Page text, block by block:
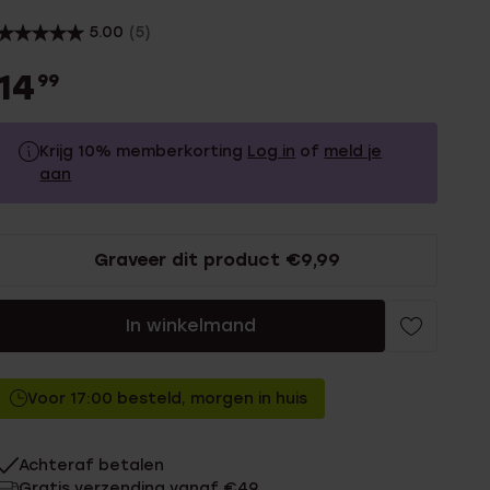
5.00 (5)
99
Krijg 10% memberkorting Log in of meld je
aan
Met memberkortingGraveer dit product €9,99
In winkelmand
Voor 17:00 besteld, morgen in huis
Achteraf betalen